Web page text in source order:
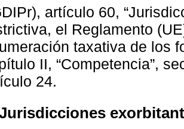
artículo 60,
el Reglamento
taxativa de los
II, “Competencia”,
24.